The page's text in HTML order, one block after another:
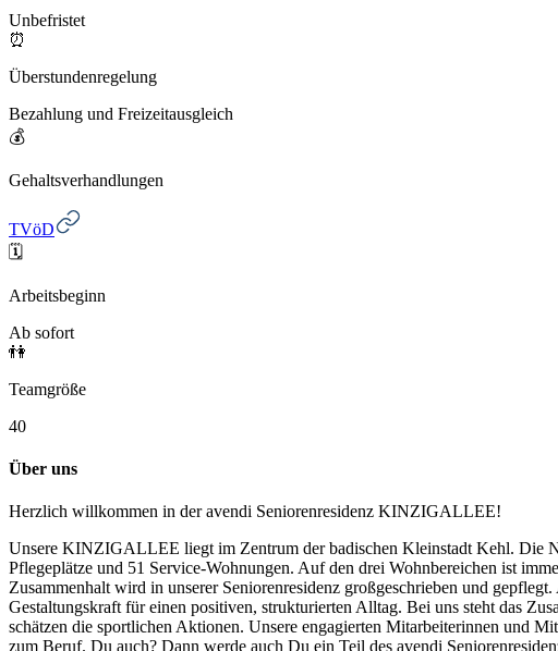
Unbefristet
⏰
Überstundenregelung
Bezahlung und Freizeitausgleich
💰
Gehaltsverhandlungen
TVöD
🗓️
Arbeitsbeginn
Ab sofort
👫
Teamgröße
40
Über uns
Herzlich willkommen in der avendi Seniorenresidenz KINZIGALLEE!
Unsere KINZIGALLEE liegt im Zentrum der badischen Kleinstadt Kehl. Die
Pflegeplätze und 51 Service-Wohnungen. Auf den drei Wohnbereichen ist
Zusammenhalt wird in unserer Seniorenresidenz großgeschrieben und
Gestaltungskraft für einen positiven, strukturierten Alltag. Bei uns steht das
schätzen die sportlichen Aktionen. Unsere engagierten Mitarbeiterinnen und
zum Beruf. Du auch? Dann werde auch Du ein Teil des avendi